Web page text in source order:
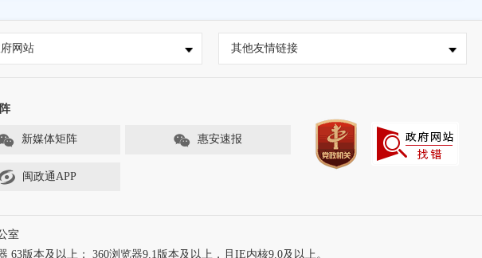
网站 其他友情链接
新媒体矩阵 惠安速报
闽政通APP
室
版本及以上； 360浏览器9.1版本及以上，且IE内核9.0及以上。